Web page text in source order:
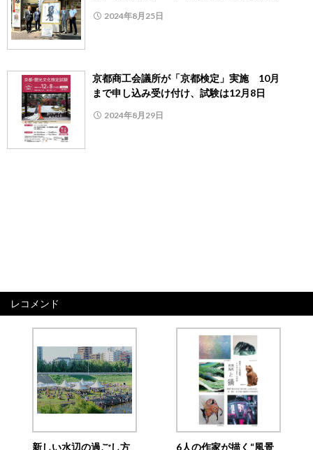
2024年8月25日
京都商工会議所が「京都検定」実施 10月
まで申し込み受け付け、試験は12月8日
2024年8月29日
レコメンド
新しい水辺の過ごし方 6人の作家が描く“風景